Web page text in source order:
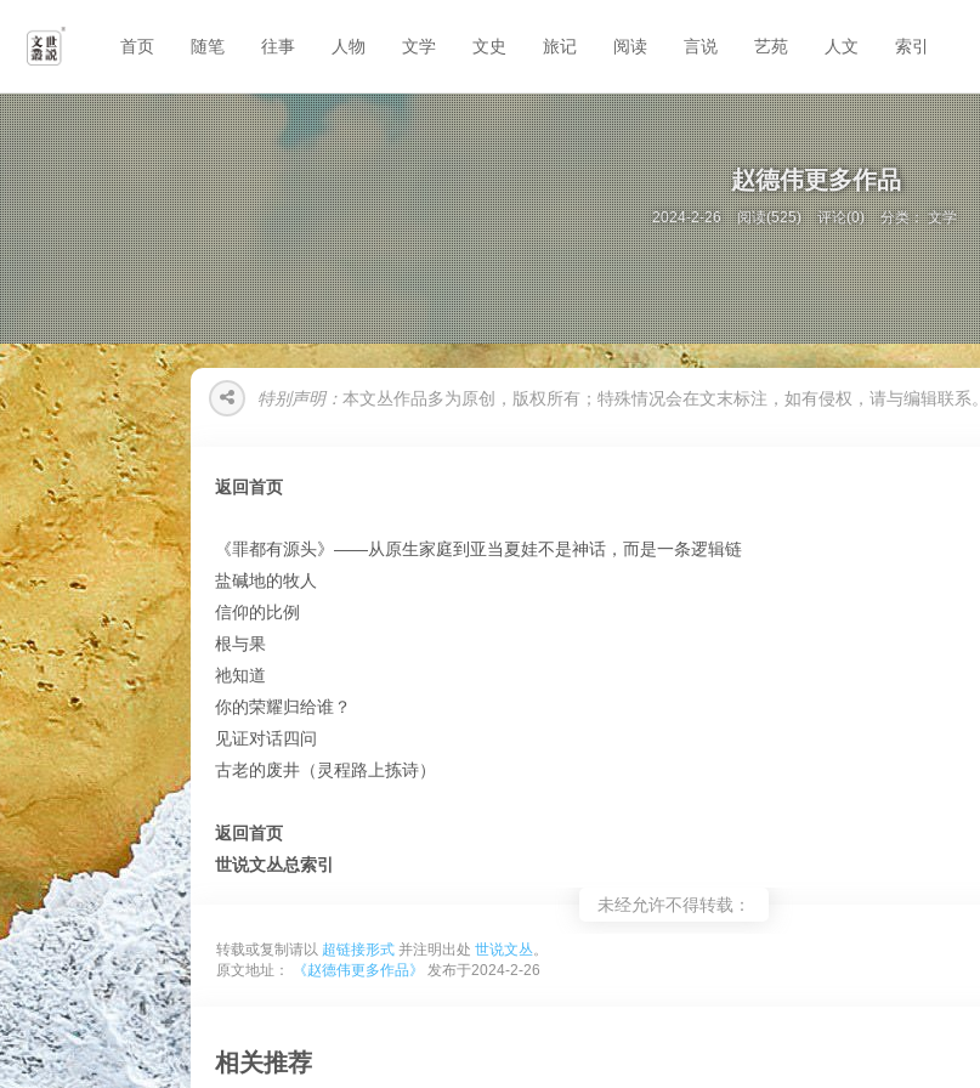
首页 随笔 往事 人物 文学 文史 旅记 阅读 言说 艺苑 人文 索引
赵德伟更多作品
2024-2-26 阅读(525) 评论(0) 分类：文学
特别声明： 本文丛作品多为原创，版权所有；特殊情况会在文末标注，如有侵权，请与编辑联系。
返回首页
《罪都有源头》——从原生家庭到亚当夏娃不是神话，而是一条逻辑链
盐碱地的牧人
信仰的比例
根与果
祂知道
你的荣耀归给谁？
见证对话四问
古老的废井（灵程路上拣诗）
返回首页
世说文丛总索引
未经允许不得转载：
转载或复制请以 超链接形式 并注明出处 世说文丛。
原文地址：
《赵德伟更多作品》 发布于2024-2-26
相关推荐